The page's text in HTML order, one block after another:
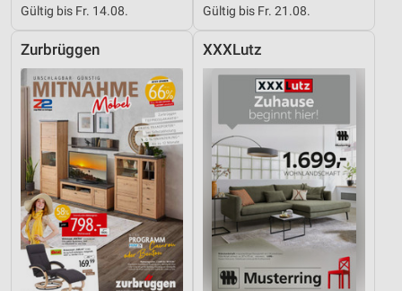
Gültig bis Fr. 14.08. Gültig bis Fr. 21.08.
Zurbrüggen XXXLutz